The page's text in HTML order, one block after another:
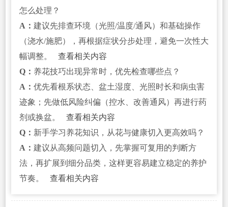
怎么处理？
A： 建议先排查环境（光照/温度/通风）和基础操作
（浇水/施肥），再根据症状分步处理，避免一次性大
幅调整。
查看相关内容
Q： 养花技巧出现异常时，优先检查哪些点？
A： 优先看根系状态、盆土湿度、光照时长和病虫害
迹象；先做低风险纠偏（控水、改善通风）再进行药
剂或换盆。
查看相关内容
Q： 新手学习养花知识，从花与健康切入更高效吗？
A： 建议从高频问题切入，先掌握可复用的判断方
法，再扩展到细分品类，这样更容易建立稳定的养护
节奏。
查看相关内容